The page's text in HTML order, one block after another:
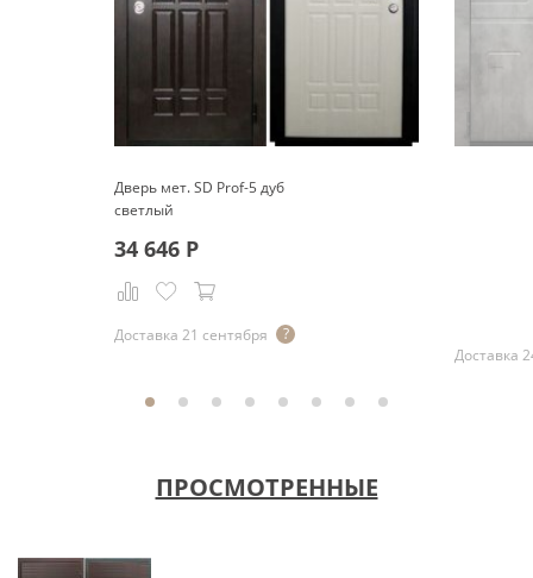
Дверь мет. SD Prof-5 дуб
светлый
34 646 Р
Доставка 21 сентября
Доставка
ПРОСМОТРЕННЫЕ